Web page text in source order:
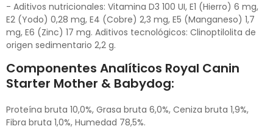
- Aditivos nutricionales: Vitamina D3 100 UI, E1 (Hierro) 6 mg,
E2 (Yodo) 0,28 mg, E4 (Cobre) 2,3 mg, E5 (Manganeso) 1,7
mg, E6 (Zinc) 17 mg. Aditivos tecnológicos: Clinoptilolita de
origen sedimentario 2,2 g.
Componentes Analíticos Royal Canin
Starter Mother & Babydog:
Proteína bruta 10,0%, Grasa bruta 6,0%, Ceniza bruta 1,9%,
Fibra bruta 1,0%, Humedad 78,5%.